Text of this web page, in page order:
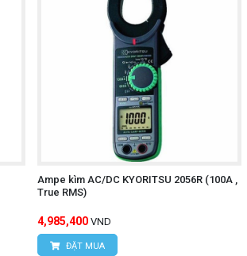
Ampe kìm AC/DC KYORITSU 2056R (100A ,
True RMS)
4,985,400 VND
ĐẶT MUA